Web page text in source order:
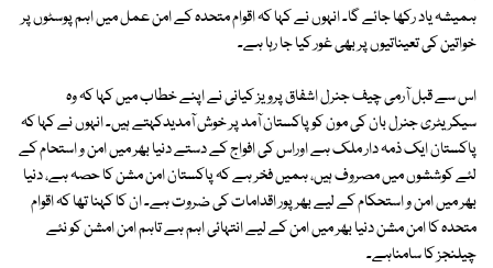
ہمیشہ یاد رکھا جائے گا۔ انہوں نے کہا کہ اقوام متحدہ کے امن عمل میں اہم پوسٹوں پر
خواتین کی تعیناتیوں پر بھی غور کیا جا رہا ہے۔
اس سے قبل آرمی چیف جنرل اشفاق پرویز کیانی نے اپنے خطاب میں کہا کہ وہ
سیکریٹری جنرل بان کی مون کو پاکستان آمد پر خوش آمدیدکہتے ہیں۔ انہوں نے کہا کہ
پاکستان ایک ذمہ دار ملک ہے اوراس کی افواج کے دستے دنیا بھر میں امن و استحام کے
لئے کوششوں میں مصروف ہیں، ہمیں فخر ہے کہ پاکستان امن مشن کا حصہ ہے، دنیا
بھر میں امن و استحکام کے لیے بھرپور اقدامات کی ضروت ہے۔ ان کا کہنا تھا کہ اقوام
متحدہ کا امن مشن دنیا بھر میں امن کے لیے انتہائی اہم ہے تاہم امن امشن کو نئے
چیلنجز کا سامناہے۔